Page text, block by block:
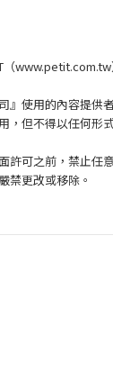
』使用的內容提供
但不得以任何
許可之前，禁止任
禁更改或移除。